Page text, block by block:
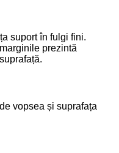
suport în fulgi fini.
prezintă
vopsea și suprafața